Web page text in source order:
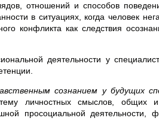
отношений и способов
в ситуациях, когда человек
конфликта как следствия
деятельности у
сознанием у будущих
личностных смыслов, общих
просоциальной